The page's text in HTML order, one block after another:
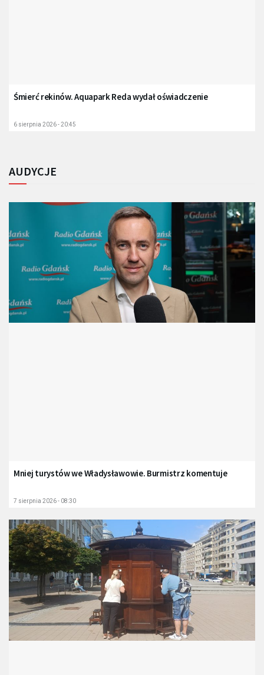
Śmierć rekinów. Aquapark Reda wydał oświadczenie
6 sierpnia 2026 - 20:45
AUDYCJE
Mniej turystów we Władysławowie. Burmistrz komentuje
7 sierpnia 2026 - 08:30